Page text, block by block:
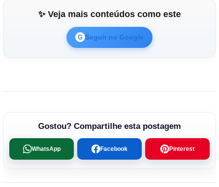
✨ Veja mais conteúdos como este
G Seguir no Google
Gostou? Compartilhe esta postagem
WhatsApp Facebook Pinterest